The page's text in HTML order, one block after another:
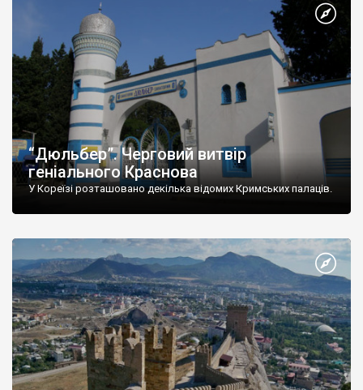
“Дюльбер”. Черговий витвір
геніального Краснова
У Кореїзі розташовано декілька відомих Кримських палаців.